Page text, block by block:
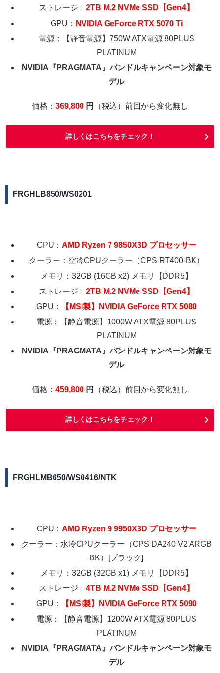
ストレージ： 2TB M.2 NVMe SSD【Gen4】
GPU： NVIDIA GeForce RTX 5070 Ti
電源：【静音電源】750W ATX電源 80PLUS
PLATINUM
NVIDIA『PRAGMATA』バンドルキャンペーン対象モ
デル
価格： 369,800 円 （税込）前回から変化無し
詳しくはこちらをチェック！
FRGHLB850/WS0201
CPU： AMD Ryzen 7 9850X3D プロセッサー
クーラー：空冷CPUクーラー（CPS RT400-BK）
メモリ：32GB (16GB x2) メモリ【DDR5】
ストレージ： 2TB M.2 NVMe SSD【Gen4】
GPU：
【MSI製】NVIDIA GeForce RTX 5080
電源：【静音電源】1000W ATX電源 80PLUS
PLATINUM
NVIDIA『PRAGMATA』バンドルキャンペーン対象モ
デル
価格： 459,800 円 （税込）前回から変化無し
詳しくはこちらをチェック！
FRGHLMB650/WS0416/NTK
CPU： AMD Ryzen 9 9950X3D プロセッサー
クーラー：水冷CPUクーラー（CPS DA240 V2 ARGB
BK）[ブラック]
メモリ：32GB (32GB x1) メモリ【DDR5】
ストレージ： 4TB M.2 NVMe SSD【Gen4】
GPU：
【MSI製】NVIDIA GeForce RTX 5090
電源：【静音電源】1200W ATX電源 80PLUS
PLATINUM
NVIDIA『PRAGMATA』バンドルキャンペーン対象モ
デル